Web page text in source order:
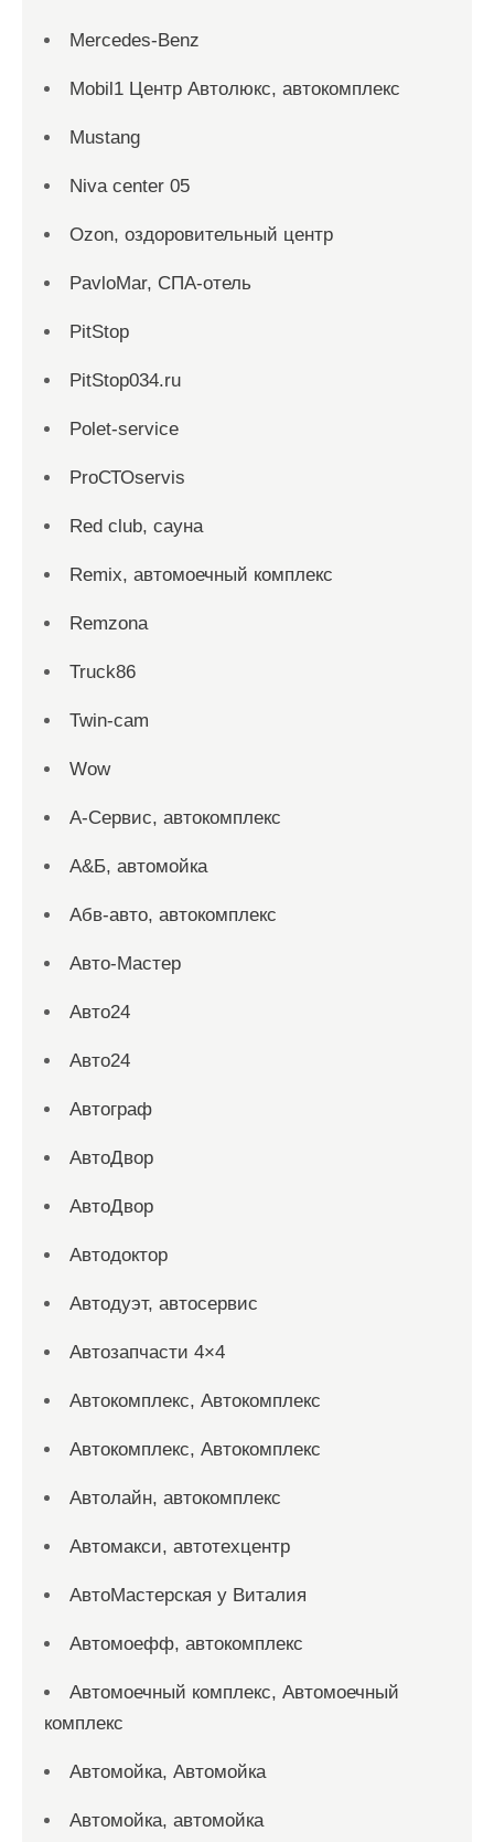
Mercedes-Benz
Mobil1 Центр Автолюкс, автокомплекс
Mustang
Niva center 05
Ozon, оздоровительный центр
PavloMar, СПА-отель
PitStop
PitStop034.ru
Polet-service
ProСТОservis
Red сlub, сауна
Remix, автомоечный комплекс
Remzona
Truck86
Twin-cam
Wow
А-Сервис, автокомплекс
А&Б, автомойка
Абв-авто, автокомплекс
Авто-Мастер
Авто24
Авто24
Автограф
АвтоДвор
АвтоДвор
Автодоктор
Автодуэт, автосервис
Автозапчасти 4×4
Автокомплекс, Автокомплекс
Автокомплекс, Автокомплекс
Автолайн, автокомплекс
Автомакси, автотехцентр
АвтоМастерская у Виталия
Автомоефф, автокомплекс
Автомоечный комплекс, Автомоечный
комплекс
Автомойка, Автомойка
Автомойка, автомойка